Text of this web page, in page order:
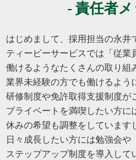
責任者
はじめまして、採用担当の永井
ティーピーサービスでは「従業
働けるようなたくさんの取り組
業界未経験の方でも働けるよう
研修制度や免許取得支援制度が
プライベートを満喫したい方に
休みの希望も調整をしています
日々成長したい方には勉強会や
ステップアップ制度を導入して